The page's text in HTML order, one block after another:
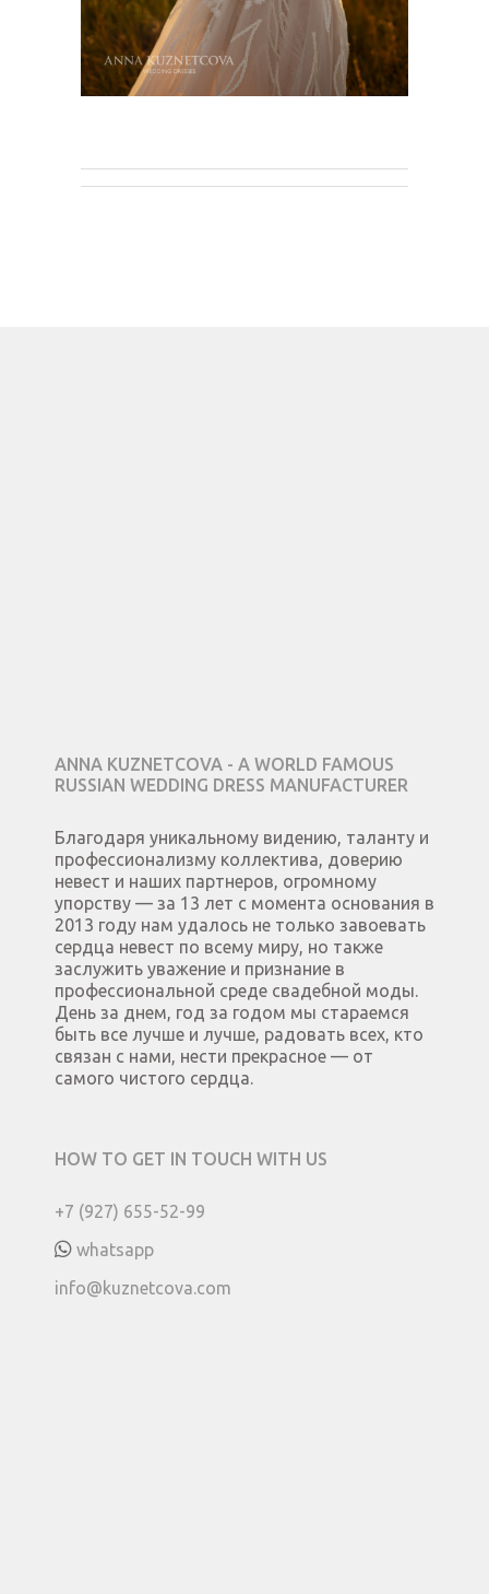
ANNA KUZNETCOVA - A WORLD FAMOUS
RUSSIAN WEDDING DRESS MANUFACTURER
Благодаря уникальному видению, таланту и
профессионализму коллектива, доверию
невест и наших партнеров, огромному
упорству — за 13 лет с момента основания в
2013 году нам удалось не только завоевать
сердца невест по всему миру, но также
заслужить уважение и признание в
профессиональной среде свадебной моды.
День за днем, год за годом мы стараемся
быть все лучше и лучше, радовать всех, кто
связан с нами, нести прекрасное — от
самого чистого сердца.
HOW TO GET IN TOUCH WITH US
+7 (927) 655-52-99
whatsapp
info@kuznetcova.com